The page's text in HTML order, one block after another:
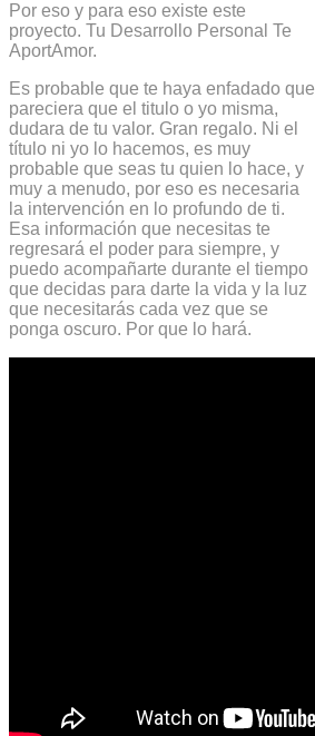
Por eso y para eso existe este
proyecto. Tu Desarrollo Personal Te
AportAmor.
Es probable que te haya enfadado que
pareciera que el titulo o yo misma,
dudara de tu valor. Gran regalo. Ni el
título ni yo lo hacemos, es muy
probable que seas tu quien lo hace, y
muy a menudo, por eso es necesaria
la intervención en lo profundo de ti.
Esa información que necesitas te
regresará el poder para siempre, y
puedo acompañarte durante el tiempo
que decidas para darte la vida y la luz
que necesitarás cada vez que se
ponga oscuro. Por que lo hará.